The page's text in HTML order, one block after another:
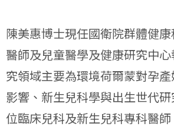
陳美惠博士現任國衛院群體健
醫師及兒童醫學及健康研究中
究領域主要為環境荷爾蒙對孕
影響、新生兒科學與出生世代
位臨床兒科及新生兒科專科醫